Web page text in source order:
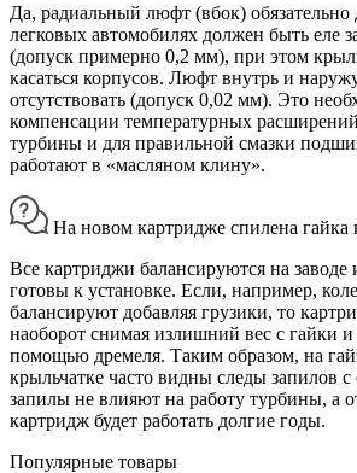
Да, радиальный люфт (вбок)
легковых автомобилях должен быть еле
(допуск примерно 0,2 мм), при этом
касаться корпусов. Люфт внутрь и
отсутствовать (допуск 0,02 мм). Это
компенсации температурных
турбины и для правильной смазки
работают в «масляном клину».
На новом картридже спилена гайка
Все картриджи балансируются на заводе
готовы к установке. Если, например,
балансируют добавляя грузики, то
наоборот снимая излишний вес с гайки и
помощью дремеля. Таким образом, на
крыльчатке часто видны следы запилов
запилы не влияют на работу турбины, а
картридж будет работать долгие годы.
Популярные товары